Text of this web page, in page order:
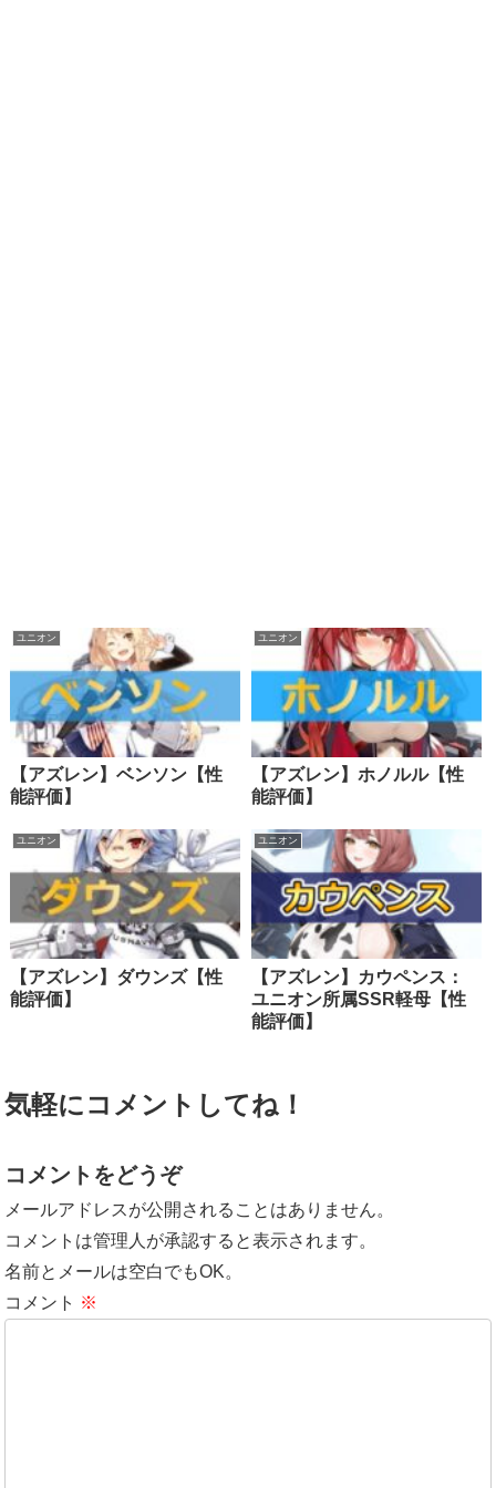
ユニオン
【アズレン】ベンソン【性
能評価】
ユニオン
【アズレン】ホノルル【性
能評価】
ユニオン
【アズレン】ダウンズ【性
能評価】
ユニオン
【アズレン】カウペンス：
ユニオン所属SSR軽母【性
能評価】
気軽にコメントしてね！
コメントをどうぞ
メールアドレスが公開されることはありません。
コメントは管理人が承認すると表示されます。
名前とメールは空白でもOK。
コメント ※